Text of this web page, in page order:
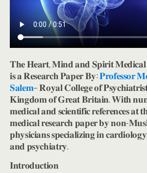
𝐓𝐡𝐞 𝐇𝐞𝐚𝐫𝐭, 𝐌𝐢𝐧𝐝 𝐚𝐧𝐝 𝐒𝐩𝐢𝐫𝐢𝐭 𝐌𝐞𝐝𝐢𝐜𝐚𝐥
𝐢𝐬 𝐚 𝐑𝐞𝐬𝐞𝐚𝐫𝐜𝐡 𝐏𝐚𝐩𝐞𝐫 𝐁𝐲:𝐏𝐫𝐨𝐟𝐞𝐬𝐬𝐨𝐫
𝐒𝐚𝐥𝐞𝐦– 𝐑𝐨𝐲𝐚𝐥 𝐂𝐨𝐥𝐥𝐞𝐠𝐞 𝐨𝐟
𝐊𝐢𝐧𝐠𝐝𝐨𝐦 𝐨𝐟 𝐆𝐫𝐞𝐚𝐭 𝐁𝐫𝐢𝐭𝐚𝐢𝐧. 𝐖𝐢𝐭𝐡
𝐦𝐞𝐝𝐢𝐜𝐚𝐥 𝐚𝐧𝐝 𝐬𝐜𝐢𝐞𝐧𝐭𝐢𝐟𝐢𝐜 𝐫𝐞𝐟𝐞𝐫𝐞𝐧𝐜𝐞𝐬 𝐚𝐭
𝐦𝐞𝐝𝐢𝐜𝐚𝐥 𝐫𝐞𝐬𝐞𝐚𝐫𝐜𝐡 𝐩𝐚𝐩𝐞𝐫 𝐛𝐲 𝐧𝐨𝐧-
𝐩𝐡𝐲𝐬𝐢𝐜𝐢𝐚𝐧𝐬 𝐬𝐩𝐞𝐜𝐢𝐚𝐥𝐢𝐳𝐢𝐧𝐠 𝐢𝐧
𝐚𝐧𝐝 𝐩𝐬𝐲𝐜𝐡𝐢𝐚𝐭𝐫𝐲.
𝐈𝐧𝐭𝐫𝐨𝐝𝐮𝐜𝐭𝐢𝐨𝐧